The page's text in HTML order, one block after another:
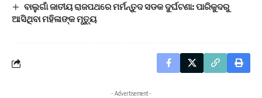
ବାଲୁଗାଁ ଜାତୀୟ ରାଜପଥରେ ମର୍ମନ୍ତୁଦ ସଡକ ଦୁର୍ଘଟଣା: ପାରିକୁଦରୁ
ଆସିଥିବା ମହିଳାଙ୍କ ମୃତ୍ୟୁ
- Advertisement -